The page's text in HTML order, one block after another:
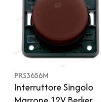
PRS3656M
Interruttore Singolo